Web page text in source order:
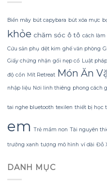
Biển mây bút capybara bút xóa mực
khỏe chăm sóc ô tô cách làm
Cứu sản phụ dệt kim ghế văn phòng
Giấy chứng nhận gối nẹp cổ Luật
độ cồn Mít Retreat Món Ăn
nhập liệu Nơi linh thiêng phong cách
tai nghe bluetooth texilen thiết bị học
em Trẻ mầm non Tài nguyên
trưởng xanh tượng mô hình ví dài Đỗ
DANH MỤC